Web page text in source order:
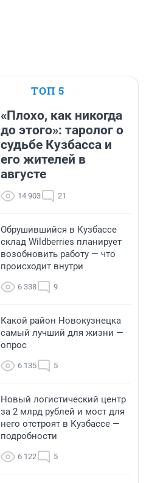
ТОП 5
«Плохо, как никогда
до этого»: таролог о
судьбе Кузбасса и
его жителей в
августе
14 903 21
Обрушившийся в Кузбассе
склад Wildberries планирует
возобновить работу — что
происходит внутри
6 338 9
Какой район Новокузнецка
самый лучший для жизни —
опрос
6 135 5
Новый логистический центр
за 2 млрд рублей и мост для
него отстроят в Кузбассе —
подробности
6 122 5